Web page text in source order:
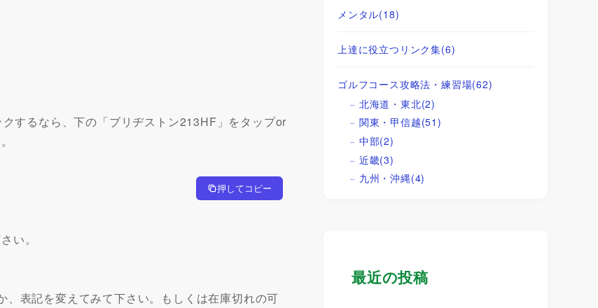
するなら、下の「ブリヂストン213HF」をタップor
押してコピー
い。
表記を変えてみて下さい。もしくは在庫切れの可
メンタル(18)
上達に役立つリンク集(6)
ゴルフコース攻略法・練習場(62)
北海道・東北(2)
関東・甲信越(51)
中部(2)
近畿(3)
九州・沖縄(4)
最近の投稿